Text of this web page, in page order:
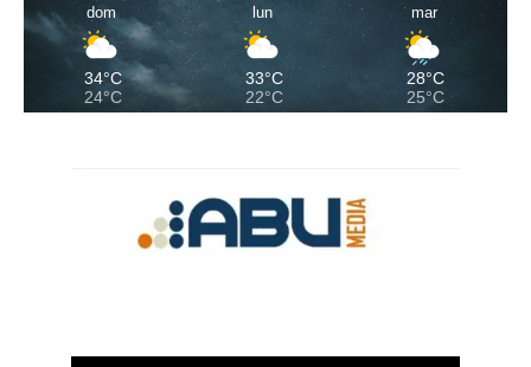
dom
34°C
24°C
lun
33°C
22°C
mar
28°C
25°C